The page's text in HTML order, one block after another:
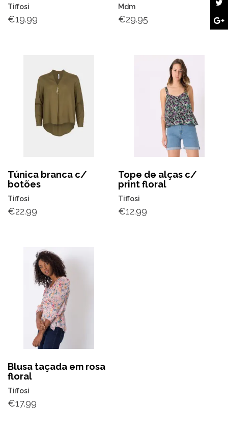
Tiffosi
€19.99
Mdm
€29.95
Túnica branca c/
botões
Tiffosi
€22.99
Tope de alças c/
print floral
Tiffosi
€12.99
Blusa taçada em rosa
floral
Tiffosi
€17.99